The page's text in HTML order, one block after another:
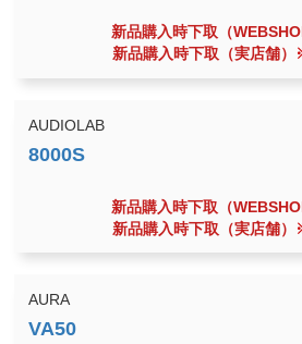
新品購入時下取（
新品購入時下取（実店舗）
AUDIOLAB
新品購入時下取（
新品購入時下取（実店舗）
AURA